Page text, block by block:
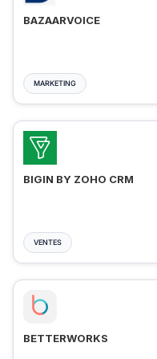
BAZAARVOICE
MARKETING
BIGIN BY ZOHO CRM
VENTES
BETTERWORKS